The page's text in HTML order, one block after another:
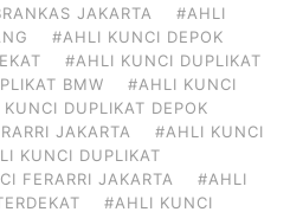
JAKARTA
#AHLI
#AHLI KUNCI DEPOK
#AHLI KUNCI DUPLIKAT
BMW
#AHLI KUNCI
DUPLIKAT DEPOK
JAKARTA
#AHLI KUNCI
KUNCI DUPLIKAT
FERARRI JAKARTA
#AHLI
#AHLI KUNCI